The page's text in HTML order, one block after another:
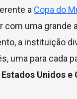
a Copa do
com uma grande
a instituição
uma para cada
Unidos e